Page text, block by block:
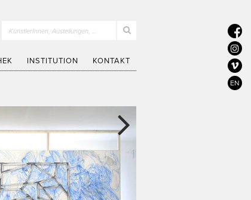
KünstlerInnen, Austellungen, …
INSTITUTION KONTAKT
EN
Next